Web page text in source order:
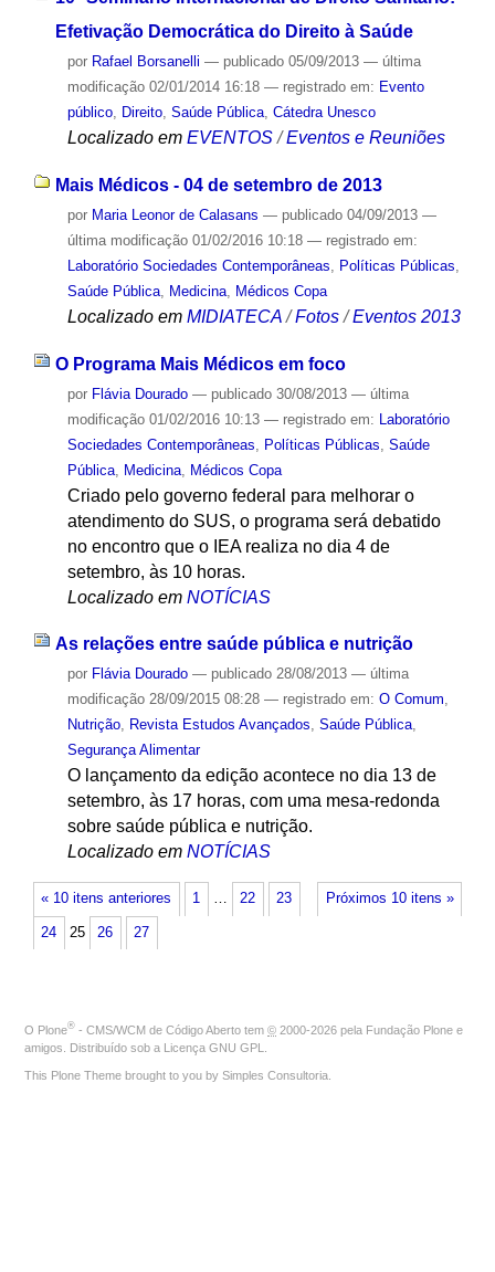
Efetivação Democrática do Direito à Saúde
por Rafael Borsanelli — publicado05/09/2013 — última
modificação02/01/2014 16:18 — registrado em: Evento
público, Direito, Saúde Pública, Cátedra Unesco
Localizado em EVENTOS /Eventos e Reuniões
Mais Médicos - 04 de setembro de 2013
por Maria Leonor de Calasans — publicado04/09/2013 —
última modificação01/02/2016 10:18 — registrado em:
Laboratório Sociedades Contemporâneas
Políticas Públicas
Saúde Pública, Medicina, Médicos Copa
Localizado em MIDIATECA /Fotos /Eventos 2013
O Programa Mais Médicos em foco
por Flávia Dourado — publicado30/08/2013 — última
modificação01/02/2016 10:13 — registrado em: Laboratório
Sociedades Contemporâneas
Políticas Públicas Saúde
Pública, Medicina, Médicos Copa
Criado pelo governo federal para melhorar o
atendimento do SUS, o programa será debatido
no encontro que o IEA realiza no dia 4 de
setembro, às 10 horas.
Localizado em NOTÍCIAS
As relações entre saúde pública e nutrição
por Flávia Dourado — publicado28/08/2013 — última
modificação28/09/2015 08:28 — registrado em: O Comum,
Nutrição, Revista Estudos Avançados, Saúde Pública,
Segurança Alimentar
O lançamento da edição acontece no dia 13 de
setembro, às 17 horas, com uma mesa-redonda
sobre saúde pública e nutrição.
Localizado em NOTÍCIAS
« 10 itens anteriores Próximos 10 itens »
1 … 22 23
24 25 26 27
O Plone® - CMS/WCM de Código Aberto tem © 2000-2026 pela Fundação Plone e
amigos. Distribuído sob a Licença GNU GPL
This Plone Theme brought to you by Simples Consultoria